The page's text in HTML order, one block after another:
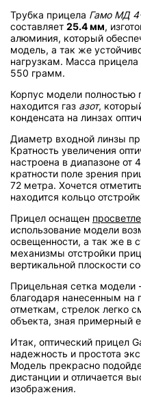
Трубка прицела Гамо МД
составляет 25.4 мм,
алюминия, который
модель, а так же
нагрузкам. Масса прицела
550 грамм.
Корпус модели полностью
находится газ азот,
конденсата на линзах
Диаметр входной линзы
Кратность увеличения
настроена в диапазоне
кратности поле зрения
72 метра. Хочется
находится кольцо
Прицел оснащен
использование модели
освещенности, а так же в
механизмы отстройки
вертикальной плоскости
Прицельная сетка модели
благодаря нанесенным на
отметкам, стрелок легко
объекта, зная примерный
Итак, оптический прицел
надежность и простота
Модель прекрасно
дистанции и отличается
изображения.